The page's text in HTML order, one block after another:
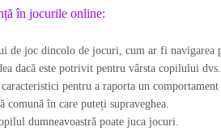
în jocurile online:
joc dincolo de jocuri, cum ar fi navigarea
dacă este potrivit pentru vârsta copilului dvs.
pentru a raporta un comportament
în care puteți supraveghea.
dumneavoastră poate juca jocuri.